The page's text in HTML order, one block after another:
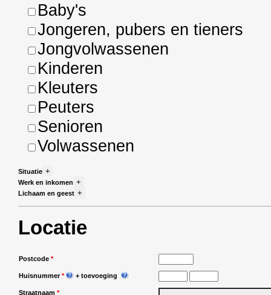
Baby's
Jongeren, pubers en tieners
Jongvolwassenen
Kinderen
Kleuters
Peuters
Senioren
Volwassenen
Situatie +
Werk en inkomen +
Lichaam en geest +
Locatie
Postcode *
Huisnummer* + toevoeging
Straatnaam *